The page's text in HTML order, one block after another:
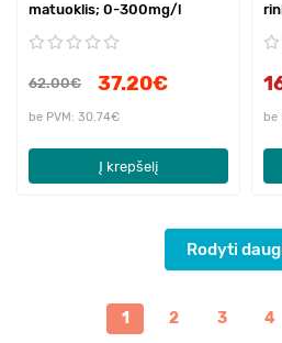
matuoklis; 0-300mg/l
62.00€ 37.20€
be PVM: 30.74€
Į krepšelį
be
Rodyti
1 2 3 4